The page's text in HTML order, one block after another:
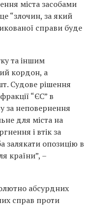
міста засобами
“злочин, за який
справи буде
та іншим
кордон, а
Судове рішення
“ЄС” в
за неповернення
для міста на
і втік за
залякати опозицію в
країни”, –
абсурдних
справ проти